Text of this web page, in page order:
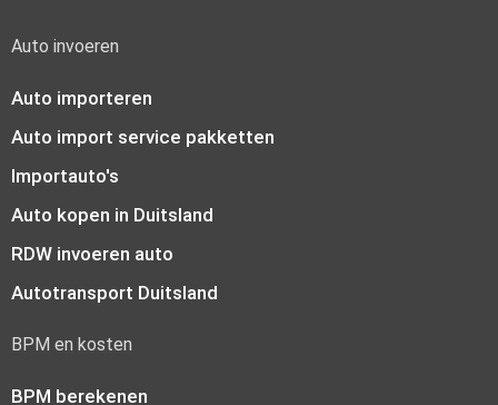
Auto invoeren
Auto importeren
Auto import service pakketten
Importauto's
Auto kopen in Duitsland
RDW invoeren auto
Autotransport Duitsland
BPM en kosten
BPM berekenen